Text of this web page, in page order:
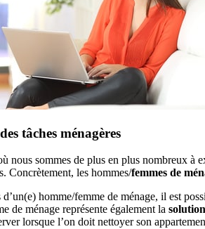
tâches ménagères
nous sommes de plus en plus nombreux à
Concrètement, les hommes/femmes de
homme/femme de ménage, il est
de ménage représente également la
lorsque l’on doit nettoyer son